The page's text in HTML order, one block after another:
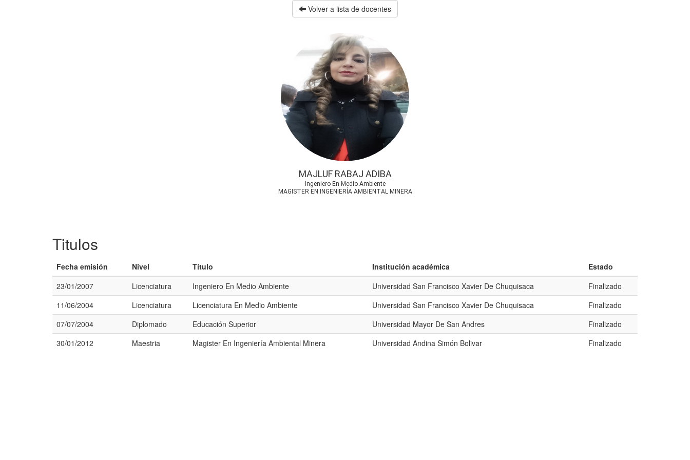
Volver a lista de docentes
MAJLUF RABAJ ADIBA
Ingeniero En Medio Ambiente
MAGISTER EN INGENIERÍA AMBIENTAL MINERA
Titulos
Fecha emisión Nivel Título Institución académica
Estado
23/01/2007
Licenciatura Ingeniero En Medio Ambiente Universidad San Francisco Xavier De Chuquisaca
Finalizado
11/06/2004
Licenciatura Licenciatura En Medio Ambiente Universidad San Francisco Xavier De Chuquisaca
Finalizado
07/07/2004
Diplomado Educación Superior Universidad Mayor De San Andres
Finalizado
30/01/2012
Maestria Magister En Ingeniería Ambiental Minera Universidad Andina Simón Bolivar Finalizado